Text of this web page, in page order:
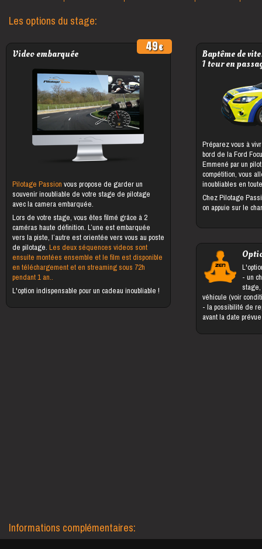
Les options du stage:
Video embarquée
49
Pilotage Passionvous propose de garder un
souvenir inoubliable de votre stage de pilotage
avec la camera embarquée.
Lors de votre stage, vous êtes filmé grâce à 2
caméras haute définition. L’une est embarquée
vers la piste, l’autre est orientée vers vous au poste
de pilotage.Les deux séquences videos sont
ensuite montées ensemble et le film est disponible
en téléchargement et en streaming sous 72h
pendant 1 an..
L'option indispensable pour un cadeau inoubliable !
Baptême de
1 tour en
Préparez vous à
bord de la Ford
Emmené par un
compétition, vous
inoubliables en
Chez Pilotage
on appuie sur le
- un changement du bénéficiaire du
véhicule (voir
- la possibilité de reporter le stage jusqu'à 5 jours
avant la date
Informations complémentaires: